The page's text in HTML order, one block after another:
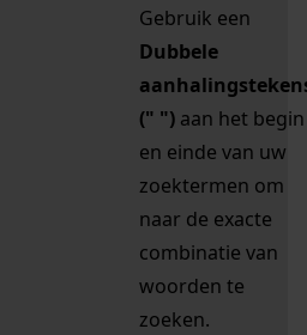
Gebruik een
Dubbele
(" ") aan het begin
en einde van uw
zoektermen om
naar de exacte
combinatie van
woorden te
zoeken.